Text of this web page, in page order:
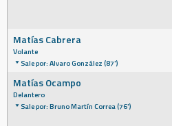
Matías Cabrera
Volante
Sale por: Alvaro González (87')
Matías Ocampo
Delantero
Sale por: Bruno Martín Correa (76')